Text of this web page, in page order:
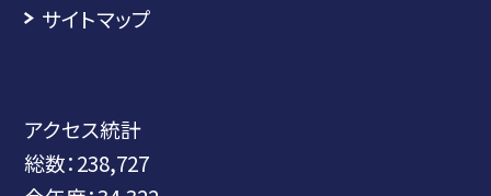
サイトマップ
アクセス統計
総数：238,727